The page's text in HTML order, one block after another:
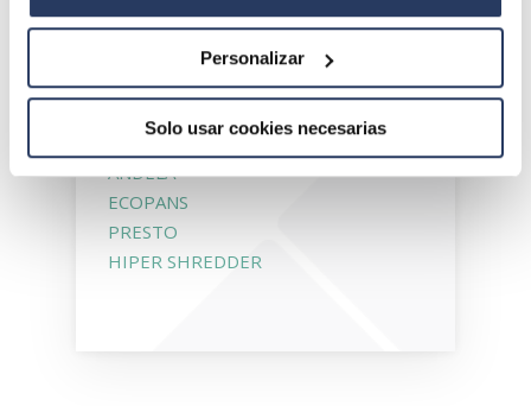
Personalizar
Solo usar cookies necesarias
Marques
RUNI
ECODYGER
ANDELA
ECOPANS
PRESTO
HIPER SHREDDER